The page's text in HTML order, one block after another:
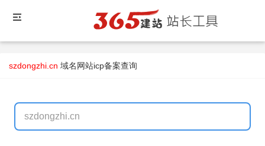
szdongzhi.cn 域名网站icp备案查询